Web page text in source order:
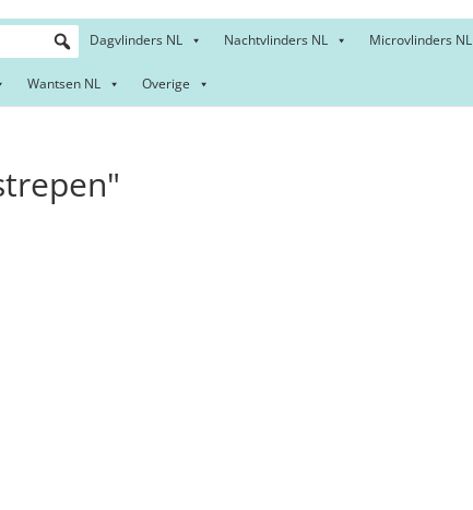
Dagvlinders NL Nachtvlinders NL Microvlinders NL
Wantsen NL Overige